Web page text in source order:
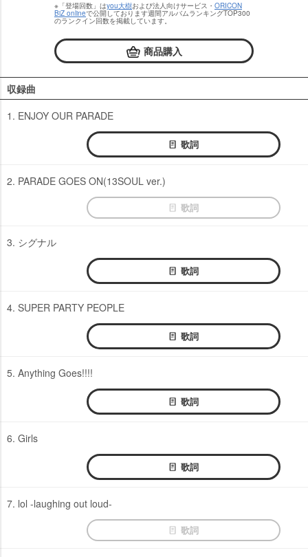
※「登場回数」はyou大樹および法人向けサービス・ ORICON
BiZ onlineで公開しております週間アルバムランキングTOP300
のランクイン回数を掲載しています。
商品購入
収録曲
1. ENJOY OUR PARADE
歌詞
2. PARADE GOES ON(13SOUL ver.)
歌詞
3. シグナル
歌詞
4. SUPER PARTY PEOPLE
歌詞
5. Anything Goes!!!!
歌詞
6. Girls
歌詞
7. lol -laughing out loud-
歌詞